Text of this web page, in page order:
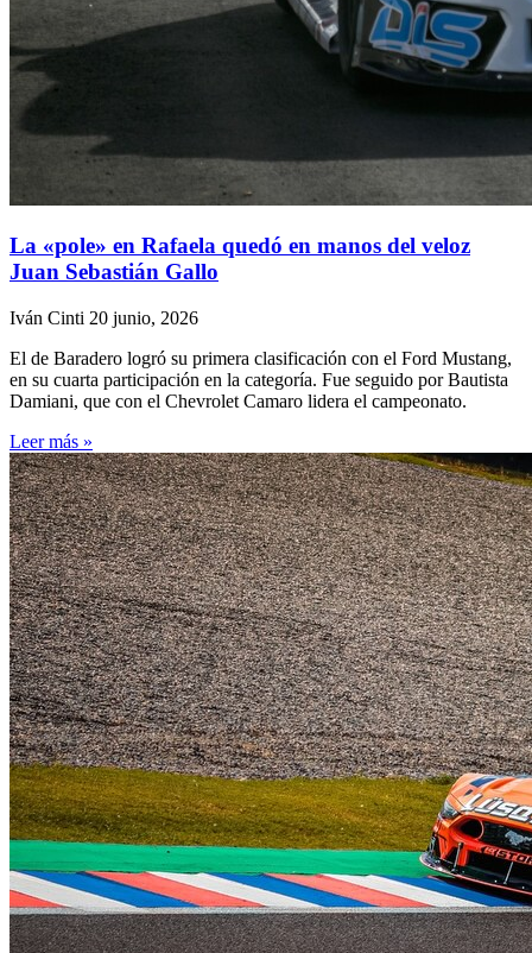
La «pole» en Rafaela quedó en manos del veloz
Juan Sebastián Gallo
Iván Cinti 20 junio, 2026
El de Baradero logró su primera clasificación con el Ford Mustang,
en su cuarta participación en la categoría. Fue seguido por Bautista
Damiani, que con el Chevrolet Camaro lidera el campeonato.
Leer más »